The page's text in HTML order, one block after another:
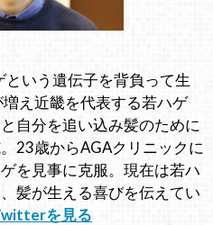
いう遺伝子を背負って生
え近畿を代表する若ハゲ
自分を追い込み髪のために
23歳からAGAクリニックに
を見事に克服。現在は若ハ
髪が生える喜びを伝えてい
を見る